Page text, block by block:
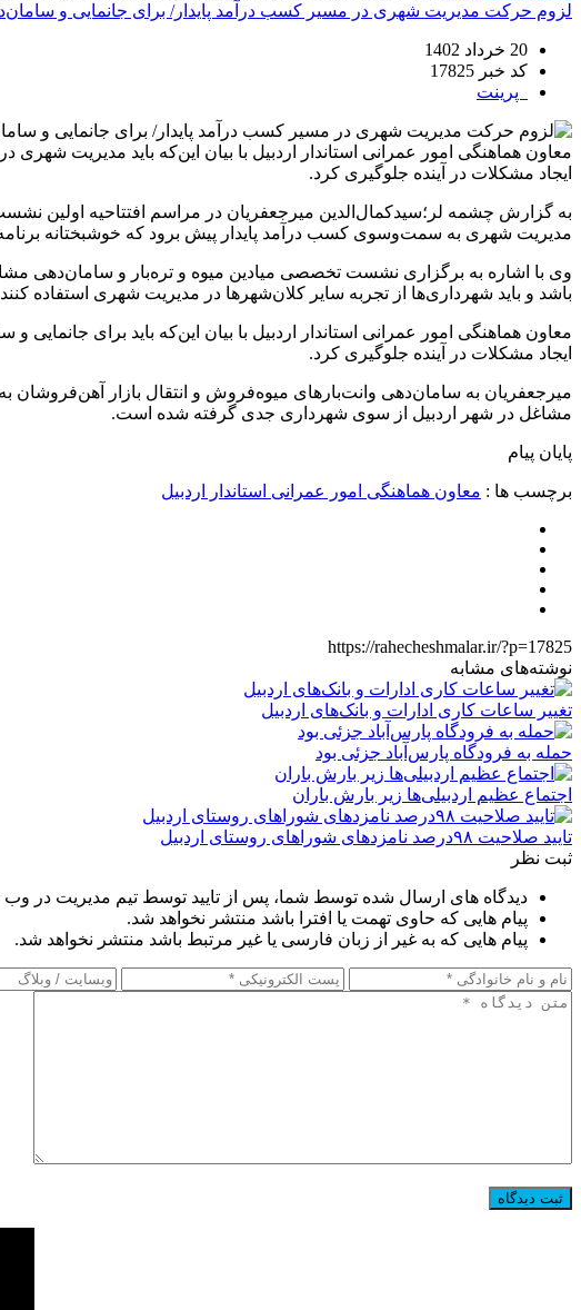
لزوم حرکت مدیریت شهری در مسیر کسب درآمد پایدار/ برای جانمایی و
20 خرداد 1402
کد خبر 17825
پرینت
معاون هماهنگی امور عمرانی استاندار اردبیل با بیان این‌که باید مدیریت
ایجاد مشکلات در آینده جلوگیری کرد.
به گزارش چشمه لر؛سیدکمال‌الدین میرجعفریان در مراسم افتتاحیه اولین
مدیریت شهری به سمت‌وسوی کسب درآمد پایدار پیش برود که خوشبختانه
وی با اشاره به برگزاری نشست تخصصی میادین میوه‌ و تره‌بار و
باشد و باید شهرداری‌ها از تجربه سایر کلان‌شهرها در مدیریت شهری استفاده
معاون هماهنگی امور عمرانی استاندار اردبیل با بیان این‌که باید برای
ایجاد مشکلات در آینده جلوگیری کرد.
میرجعفریان به سامان‌دهی وانت‌بارهای میوه‌فروش و انتقال بازار
مشاغل در شهر اردبیل از سوی شهرداری جدی گرفته شده است.
پایان پیام
برچسب ها : معاون هماهنگی امور عمرانی استاندار اردبیل
https://rahecheshmalar.ir/?p=17825
نوشته‌های مشابه
تغییر ساعات کاری ادارات و بانک‌های اردبیل
حمله به فرودگاه پارس‌‌آباد جزئی بود
اجتماع عظیم اردبیلی‌ها زیر بارش باران
تایید صلاحیت ۹۸درصد نامزدهای شوراهای روستای اردبیل
ثبت نظر
دیدگاه های ارسال شده توسط شما، پس از تایید توسط تیم مدیریت در
پیام هایی که حاوی تهمت یا افترا باشد منتشر نخواهد شد.
پیام هایی که به غیر از زبان فارسی یا غیر مرتبط باشد منتشر نخواهد شد.